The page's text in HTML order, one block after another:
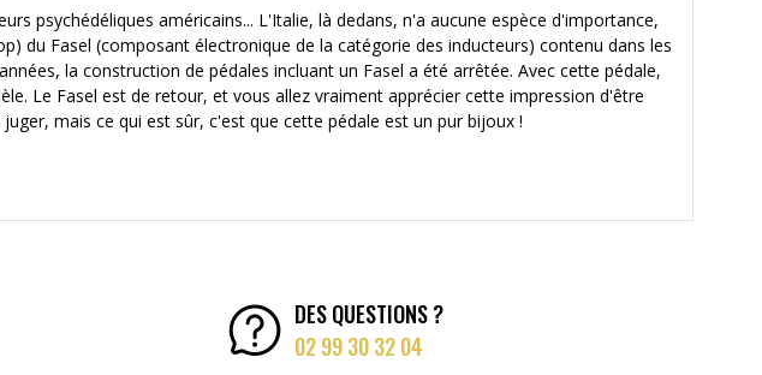
psychédéliques américains... L'Italie, là dedans, n'a aucune espèce d'importance,
du Fasel (composant électronique de la catégorie des inducteurs) contenu dans les
la construction de pédales incluant un Fasel a été arrêtée. Avec cette pédale,
Le Fasel est de retour, et vous allez vraiment apprécier cette impression d'être
mais ce qui est sûr, c'est que cette pédale est un pur bijoux !
DES QUESTIONS ?
02 99 30 32 04